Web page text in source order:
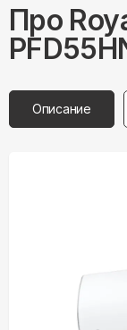
Про
Описание